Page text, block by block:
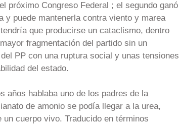
próximo Congreso Federal ; el segundo ganó
y puede mantenerla contra viento y marea
que producirse un cataclismo, dentro
fragmentación del partido sin un
PP con una ruptura social y unas tensiones
del estado.
años hablaba uno de los padres de la
de amonio se podía llegar a la urea,
cuerpo vivo. Traducido en términos